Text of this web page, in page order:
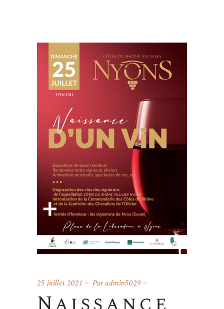
25 juillet 2021 Paradmin5029